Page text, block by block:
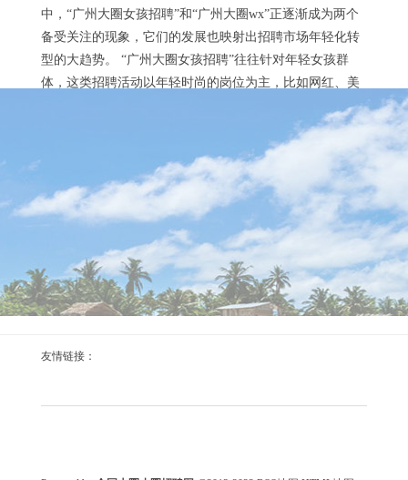
中，“广州大圈女孩招聘”和“广州大圈wx”正逐渐成为两个
备受关注的现象，它们的发展也映射出招聘市场年轻化转
型的大趋势。 “广州大圈女孩招聘”往往针对年轻女孩群
体，这类招聘活动以年轻时尚的岗位为主，比如网红、美
妆博主、时尚编辑等。招聘方会通过线上线下多种渠道发
布信息，吸引年轻女孩参与。以某新兴美妆品牌为例，他
们为了推广新产品，通过“广州大圈女孩招聘”，招...
外围女的工作内容，不堪入目的真相_325
深入了解外围女的工作内容与背后不为人知的秘密 近年
来，“外围女”这一词汇逐渐进入公众视野。她们的工作性
质一直受到社会舆论的关注，许多人对于这个行业充满了
好奇与误解。本文将为您深入探讨外围女的工作内容、面
临的困境以及她们背后的社会现实。 什么是外围女？ “外
围女”通常是指那些通过陪伴富人或有权势的人，提供一对
单的社交互动，更多的是为客户提供身体和精神...
友情链接：